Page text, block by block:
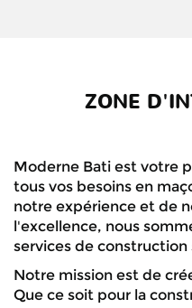
ZONE
Moderne Bati est votre
tous vos besoins en
notre expérience et de
l'excellence, nous
services de
Notre mission est de
Que ce soit pour la